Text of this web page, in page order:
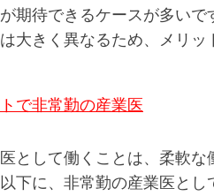
期待できるケースが多い
大きく異なるため、メリ
で非常勤の産業医
として働くことは、柔軟
下に、非常勤の産業医と